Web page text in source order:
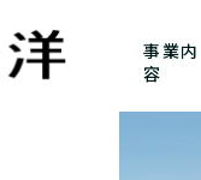
事業内
容